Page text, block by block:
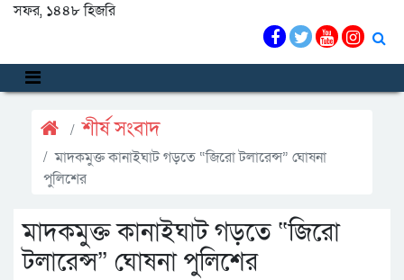
সফর, ১৪৪৮ হিজরি
শীর্ষ সংবাদ
মাদকমুক্ত কানাইঘাট গড়তে “জিরো টলারেন্স” ঘোষনা
পুলিশের
মাদকমুক্ত কানাইঘাট গড়তে “জিরো
টলারেন্স” ঘোষনা পুলিশের